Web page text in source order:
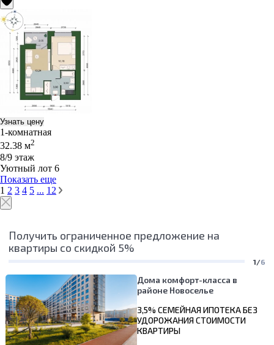
Узнать цену
1-комнатная
32.38 м2
8/9 этаж
Уютный лот 6
Показать еще
1 2 3 4 5 ... 12
Получить ограниченное предложение на
квартиры со скидкой 5%
1/6
Дома комфорт-класса в
районе Новоселье
3,5% СЕМЕЙНАЯ ИПОТЕКА БЕЗ
УДОРОЖАНИЯ СТОИМОСТИ
КВАРТИРЫ